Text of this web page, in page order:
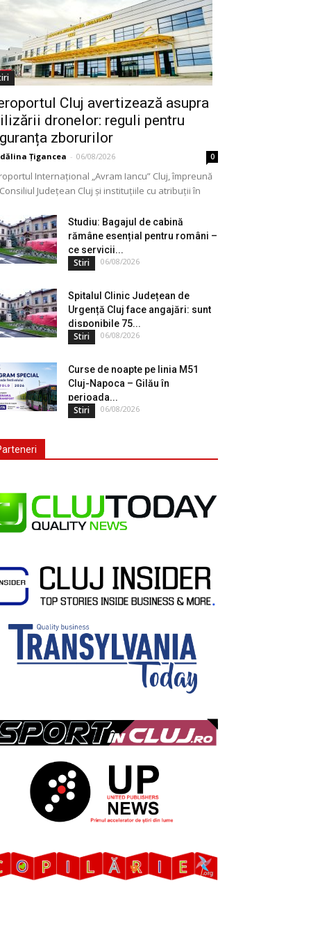
Cluj avertizează asupra
dronelor: reguli pentru
zborurilor
Țigancea - 06/08/2026 0
Internațional „Avram Iancu” Cluj, împreună
Județean Cluj și instituțiile cu atribuții în
Studiu: Bagajul de cabină
rămâne esențial pentru români –
ce servicii...
Stiri 06/08/2026
Spitalul Clinic Județean de
Urgență Cluj face angajări: sunt
disponibile 75...
Stiri 06/08/2026
Curse de noapte pe linia M51
Cluj-Napoca – Gilău în
perioada...
Stiri 06/08/2026